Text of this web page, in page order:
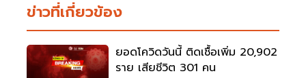
ข่าวที่เกี่ยวข้อง
ยอดโควิดวันนี้ ติดเชื้อเพิ่ม 20,902
ราย เสียชีวิต 301 คน